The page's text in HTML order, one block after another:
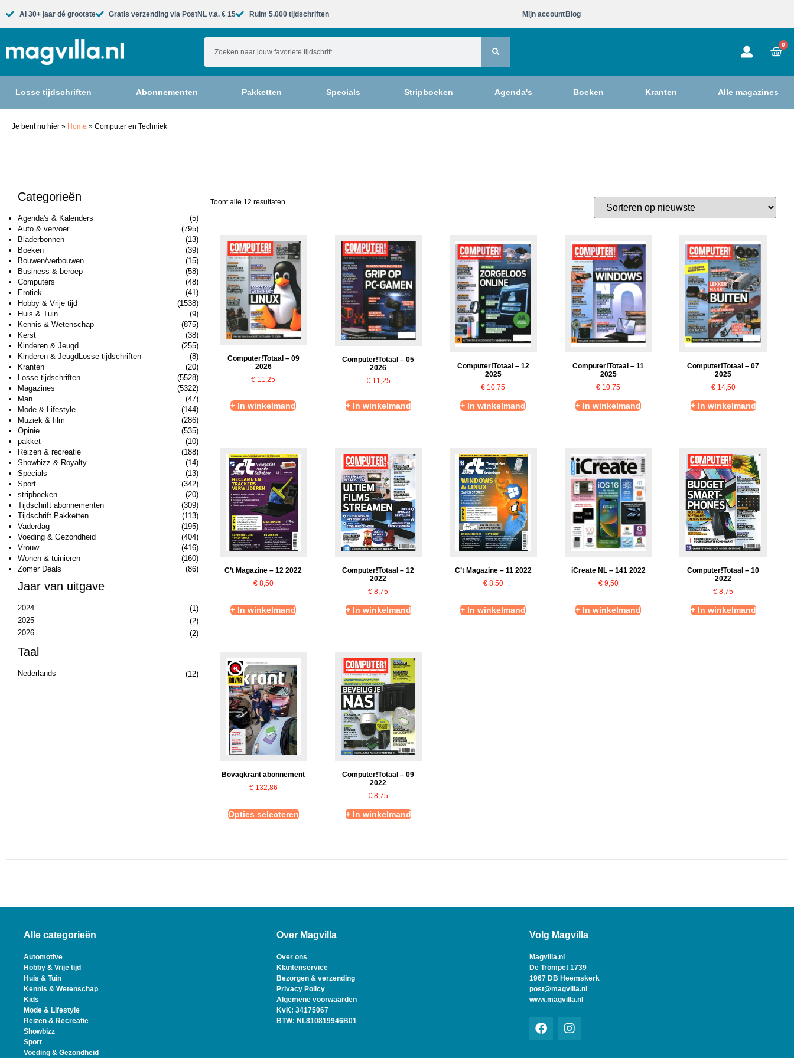
Al 30+ jaar dé grootste​ Gratis verzending via PostNL v.a. € 15 Ruim 5.000 tijdschriften​ Mijn account Blog
0
Losse tijdschriften Abonnementen Pakketten Specials Stripboeken Agenda's Boeken Kranten Alle magazines
Je bent nu hier » Home » Computer en Techniek
Categorieën
Agenda's & Kalenders
(5)
Auto & vervoer
(795)
Bladerbonnen
(13)
Boeken
(39)
Bouwen/verbouwen
(15)
Business & beroep
(58)
Computers
(48)
Erotiek
(41)
Hobby & Vrije tijd
(1538)
Huis & Tuin
(9)
Kennis & Wetenschap
(875)
Kerst
(38)
Kinderen & Jeugd
(255)
Kinderen & JeugdLosse tijdschriften
(8)
Kranten
(20)
Losse tijdschriften
(5528)
Magazines
(5322)
Man
(47)
Mode & Lifestyle
(144)
Muziek & film
(286)
Opinie
(535)
pakket
(10)
Reizen & recreatie
(188)
Showbizz & Royalty
(14)
Specials
(13)
Sport
(342)
stripboeken
(20)
Tijdschrift abonnementen
(309)
Tijdschrift Pakketten
(113)
Vaderdag
(195)
Voeding & Gezondheid
(404)
Vrouw
(416)
Wonen & tuinieren
(160)
Zomer Deals
(86)
Jaar van uitgave
2024
(1)
2025
(2)
2026
(2)
Taal
Nederlands (12)
Toont alle 12 resultaten
Computer!Totaal – 09
2026
€ 11,25
+ In winkelmand
Computer!Totaal – 05
2026
€11,25
+ In winkelmand
Computer!Totaal – 12
2025
€ 10,75
+ In winkelmand
Computer!Totaal – 11
2025
€ 10,75
+ In winkelmand
Computer!Totaal – 07
2025
€14,50
+ In winkelmand
C’t Magazine – 12 2022
€8,50
+ In winkelmand
Computer!Totaal – 12
2022
€ 8,75
+ In winkelmand
C’t Magazine – 11 2022
€8,50
+ In winkelmand
iCreate NL – 141 2022
€9,50
+ In winkelmand
Computer!Totaal – 10
2022
€ 8,75
+ In winkelmand
Bovagkrant abonnement
€132,86
Opties selecteren
Computer!Totaal – 09
2022
€ 8,75
+ In winkelmand
Alle categorieën
Automotive
Hobby & Vrije tijd
Huis & Tuin
Kennis & Wetenschap
Kids
Mode & Lifestyle
Reizen & Recreatie
Showbizz
Sport
Voeding & Gezondheid
Over Magvilla
Over ons
Klantenservice
Bezorgen & verzending
Privacy Policy
Algemene voorwaarden
KvK: 34175067
BTW: NL810819946B01
Volg Magvilla
Magvilla.nl
De Trompet 1739
1967 DB Heemskerk
post@magvilla.nl
www.magvilla.nl